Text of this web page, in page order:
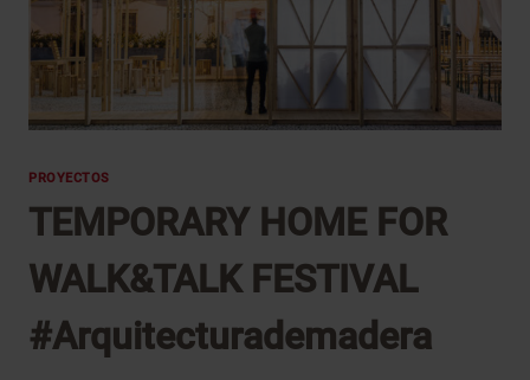
PROYECTOS
TEMPORARY HOME FOR
WALK&TALK FESTIVAL
#Arquitecturademadera